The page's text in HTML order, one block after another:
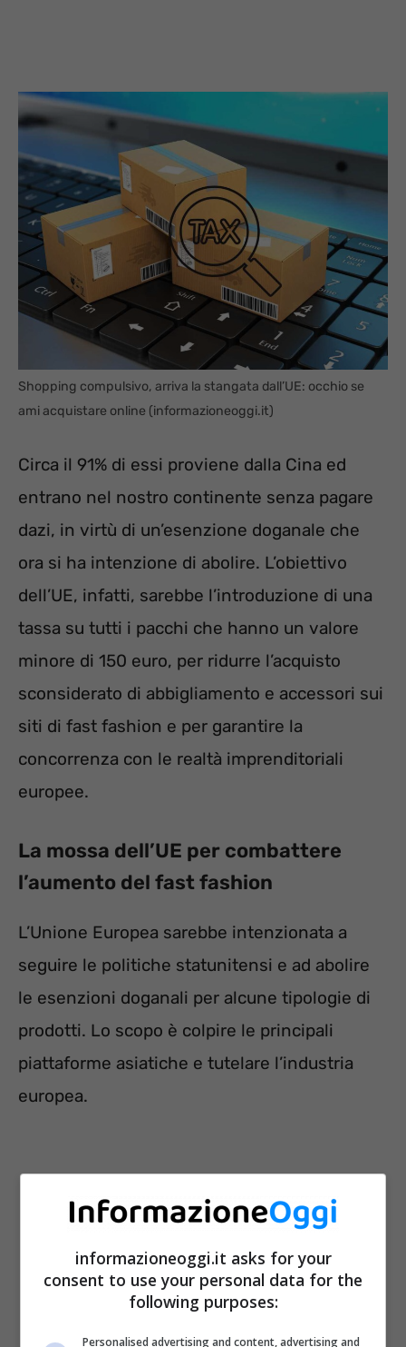
Shopping compulsivo, arriva la stangata dall’UE: occhio se
ami acquistare online (informazioneoggi.it)
Circa il 91% di essi proviene dalla Cina ed
entrano nel nostro continente senza pagare
dazi, in virtù di un’esenzione doganale che
ora si ha intenzione di abolire. L’obiettivo
dell’UE, infatti, sarebbe l’introduzione di una
tassa su tutti i pacchi che hanno un valore
minore di 150 euro, per ridurre l’acquisto
sconsiderato di abbigliamento e accessori sui
siti di fast fashion e per garantire la
concorrenza con le realtà imprenditoriali
europee.
La mossa dell’UE per combattere
l’aumento del fast fashion
L’Unione Europea sarebbe intenzionata a
seguire le politiche statunitensi e ad abolire
le esenzioni doganali per alcune tipologie di
prodotti. Lo scopo è colpire le principali
piattaforme asiatiche e tutelare l’industria
europea.
informazioneoggi.it asks for your
consent to use your personal data for the
following purposes:
Personalised advertising and content, advertising and